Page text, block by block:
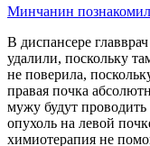
Минчанин
В диспансере
удалили, поскольку
не поверила,
правая почка
мужу будут
опухоль на левой
химиотерапия не